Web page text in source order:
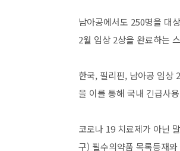
남아공에서도 250명을 대
2월 임상 2상을 완료하는
한국, 필리핀, 남아공 임상
을 이를 통해 국내 긴급사
코로나 19 치료제가 아닌
구) 필수의약품 목록등재